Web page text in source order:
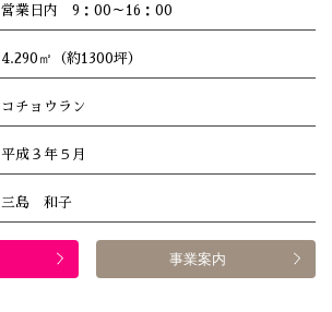
営業日内 9：00～16：00
4.290㎡（約1300坪）
コチョウラン
平成３年５月
三島 和子
事業案内